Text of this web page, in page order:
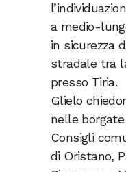
a medio-
in sicurezza
stradale tra
presso Tiria.
Glielo
nelle
Consigli
di Oristano,